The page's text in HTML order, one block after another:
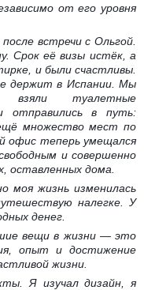
от его уровня
встречи с Ольгой.
Срок её визы истёк, а
и были счастливы.
держит в Испании. Мы
взяли туалетные
отправились в путь:
множество мест по
офис теперь умещался
и совершенно
оставленных дома.
моя жизнь изменилась
налегке. У
денег.
вещи в жизни — это
опыт и достижение
жизни.
Я изучал дизайн, я